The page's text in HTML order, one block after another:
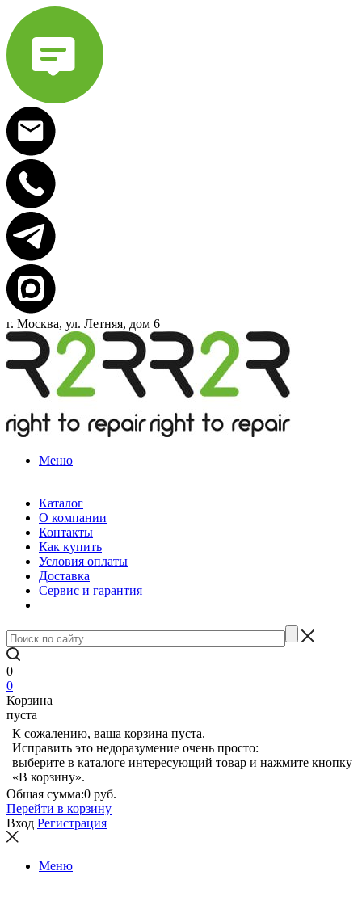
г. Москва, ул. Летняя, дом 6
Меню
Каталог
О компании
Контакты
Как купить
Условия оплаты
Доставка
Сервис и гарантия
0
0
Корзина
пуста
К сожалению, ваша корзина пуста.
Исправить это недоразумение очень просто:
выберите в каталоге интересующий товар и нажмите кнопку
«В корзину».
Общая сумма:0 руб.
Перейти в корзину
Вход Регистрация
Меню